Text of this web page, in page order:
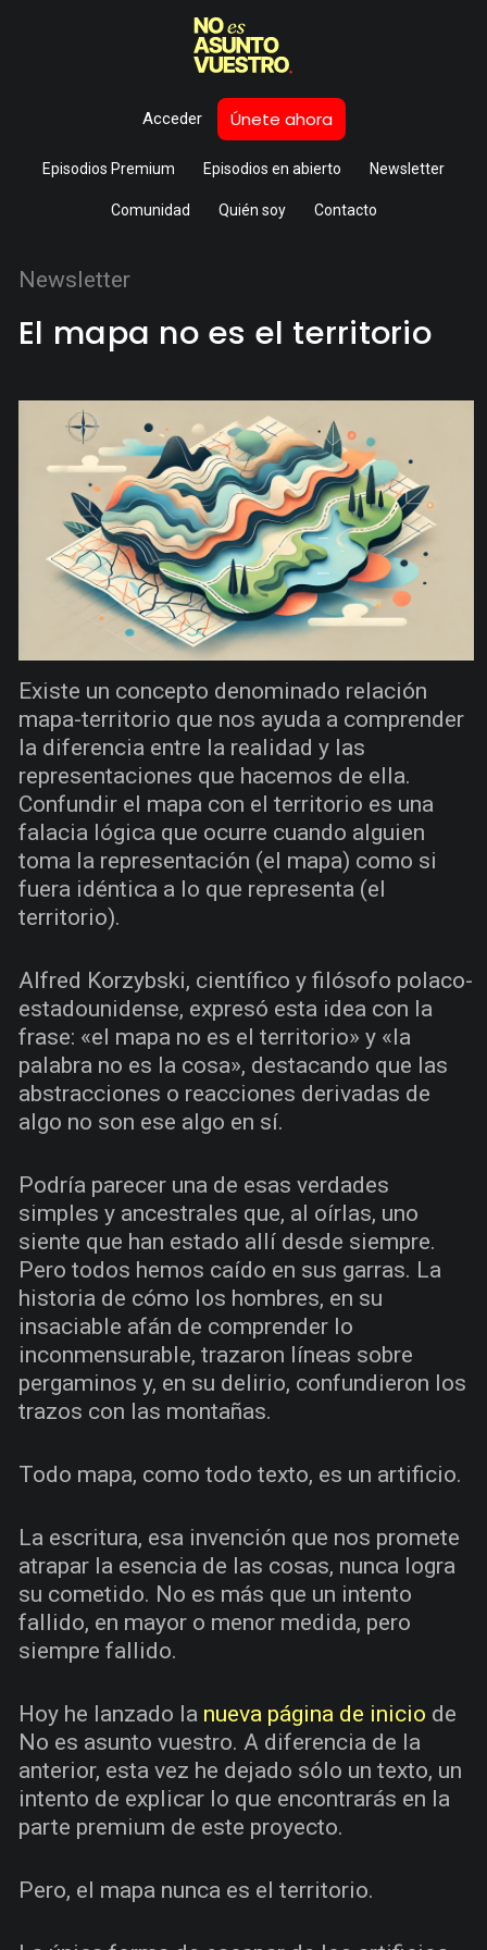
Acceder Únete ahora
Episodios Premium Episodios en abierto Newsletter
Comunidad Quién soy Contacto
Newsletter
El mapa no es el territorio
Existe un concepto denominado relación
mapa-territorio que nos ayuda a comprender
la diferencia entre la realidad y las
representaciones que hacemos de ella.
Confundir el mapa con el territorio es una
falacia lógica que ocurre cuando alguien
toma la representación (el mapa) como si
fuera idéntica a lo que representa (el
territorio).
Alfred Korzybski, científico y filósofo polaco-
estadounidense, expresó esta idea con la
frase: «el mapa no es el territorio» y «la
palabra no es la cosa», destacando que las
abstracciones o reacciones derivadas de
algo no son ese algo en sí.
Podría parecer una de esas verdades
simples y ancestrales que, al oírlas, uno
siente que han estado allí desde siempre.
Pero todos hemos caído en sus garras. La
historia de cómo los hombres, en su
insaciable afán de comprender lo
inconmensurable, trazaron líneas sobre
pergaminos y, en su delirio, confundieron los
trazos con las montañas.
Todo mapa, como todo texto, es un artificio.
La escritura, esa invención que nos promete
atrapar la esencia de las cosas, nunca logra
su cometido. No es más que un intento
fallido, en mayor o menor medida, pero
siempre fallido.
Hoy he lanzado la nueva página de inicio de
No es asunto vuestro. A diferencia de la
anterior, esta vez he dejado sólo un texto, un
intento de explicar lo que encontrarás en la
parte premium de este proyecto.
Pero, el mapa nunca es el territorio.